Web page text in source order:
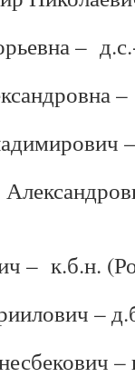
–
– к.б.н.
–
–